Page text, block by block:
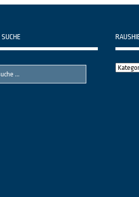
Raushier